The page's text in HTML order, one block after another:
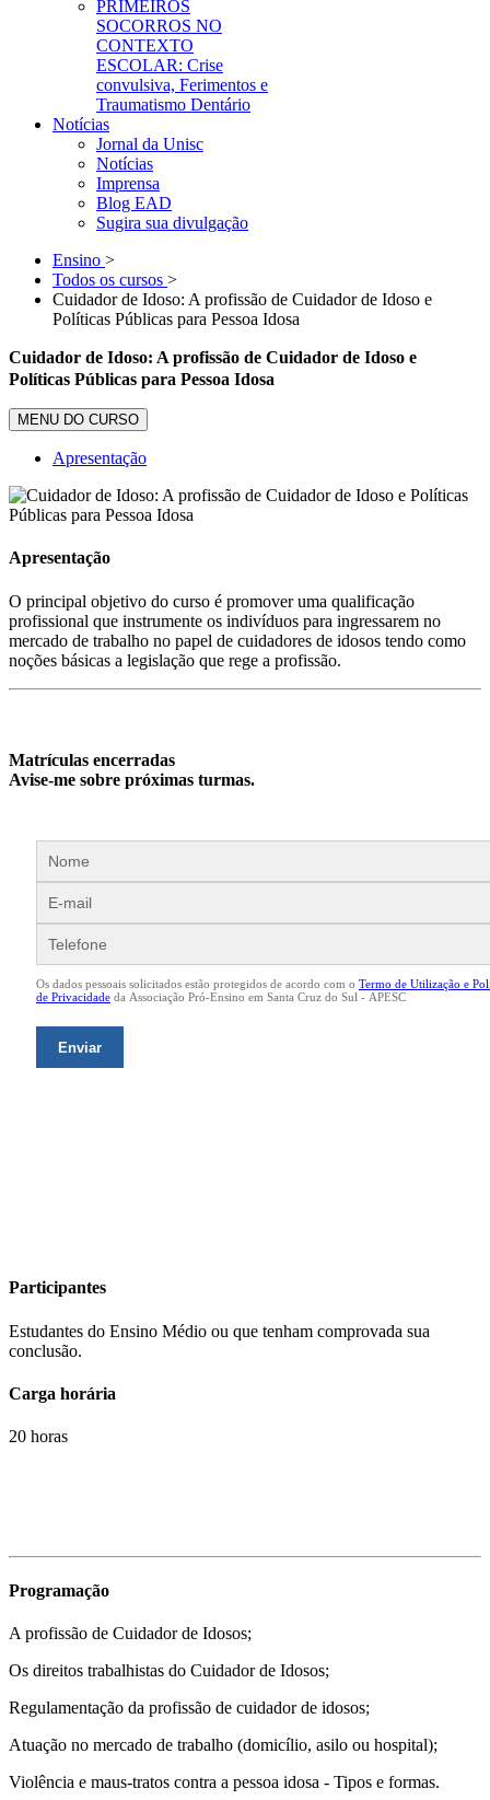
PRIMEIROS
SOCORROS NO
CONTEXTO
ESCOLAR: Crise
convulsiva, Ferimentos e
Traumatismo Dentário
Notícias
Jornal da Unisc
Notícias
Imprensa
Blog EAD
Sugira sua divulgação
Ensino >
Todos os cursos >
Cuidador de Idoso: A profissão de Cuidador de Idoso e
Políticas Públicas para Pessoa Idosa
Cuidador de Idoso: A profissão de Cuidador de Idoso e
Políticas Públicas para Pessoa Idosa
MENU DO CURSO
Apresentação
Apresentação
O principal objetivo do curso é promover uma qualificação
profissional que instrumente os indivíduos para ingressarem no
mercado de trabalho no papel de cuidadores de idosos tendo como
noções básicas a legislação que rege a profissão.
Matrículas encerradas
Avise-me sobre próximas turmas.
Participantes
Estudantes do Ensino Médio ou que tenham comprovada sua
conclusão.
Carga horária
20 horas
Programação
A profissão de Cuidador de Idosos;
Os direitos trabalhistas do Cuidador de Idosos;
Regulamentação da profissão de cuidador de idosos;
Atuação no mercado de trabalho (domicílio, asilo ou hospital);
Violência e maus-tratos contra a pessoa idosa - Tipos e formas.